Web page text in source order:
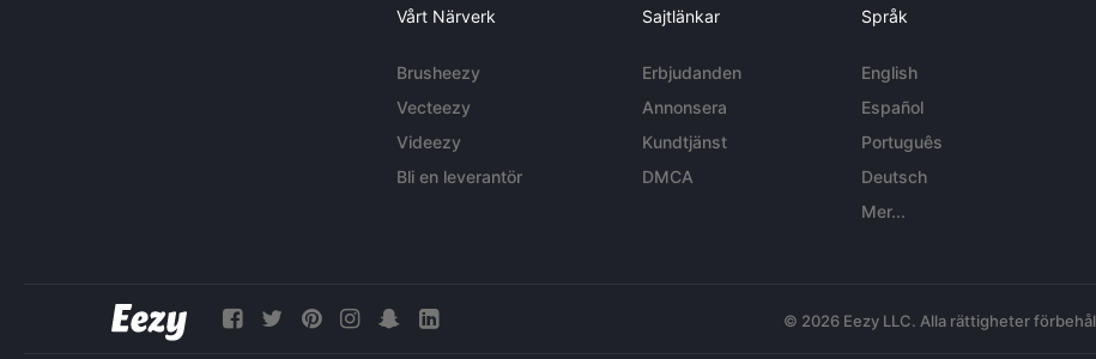
Vårt Närverk
Brusheezy
Vecteezy
Videezy
Bli en leverantör
Sajtlänkar
Erbjudanden
Annonsera
Kundtjänst
DMCA
Språk
English
Español
Português
Deutsch
Mer...
© 2026 Eezy LLC. Alla rättigheter